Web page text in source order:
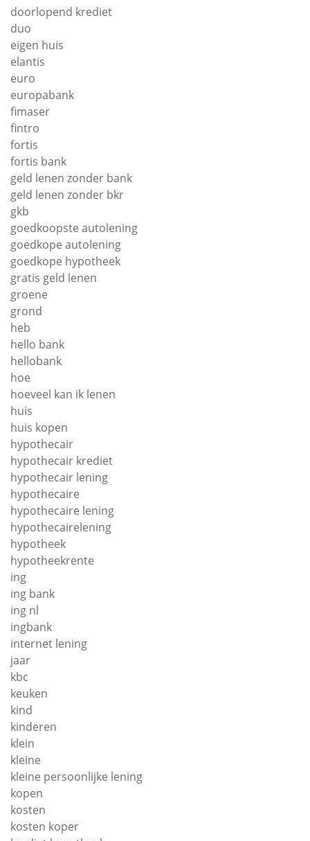
doorlopend krediet
duo
eigen huis
elantis
euro
europabank
fimaser
fintro
fortis
fortis bank
geld lenen zonder bank
geld lenen zonder bkr
gkb
goedkoopste autolening
goedkope autolening
goedkope hypotheek
gratis geld lenen
groene
grond
heb
hello bank
hellobank
hoe
hoeveel kan ik lenen
huis
huis kopen
hypothecair
hypothecair krediet
hypothecair lening
hypothecaire
hypothecaire lening
hypothecairelening
hypotheek
hypotheekrente
ing
ing bank
ing nl
ingbank
internet lening
jaar
kbc
keuken
kind
kinderen
klein
kleine
kleine persoonlijke lening
kopen
kosten
kosten koper